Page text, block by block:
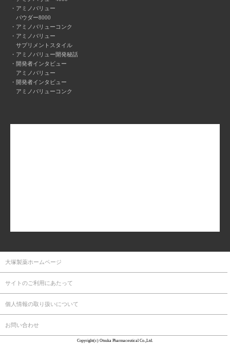
アミノバリュー
パウダー8000
アミノバリューコンク
アミノバリュー
サプリメントスタイル
アミノバリュー開発秘話
開発者インタビュー
アミノバリュー
開発者インタビュー
アミノバリューコンク
大塚製薬ホームページ
サイトのご利用にあたって
個人情報の取り扱いについて
お問い合わせ
Copyright(c) Otsuka Pharmaceutical Co.,Ltd.